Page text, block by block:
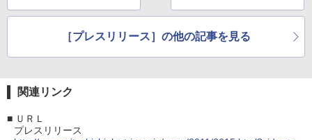
［プレスリリース］の他の記事を見る
関連リンク
■ ＵＲＬ
プレスリリース